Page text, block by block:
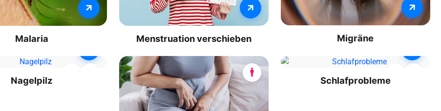
Malaria Menstruation verschieben Migräne
Nagelpilz Schlafprobleme